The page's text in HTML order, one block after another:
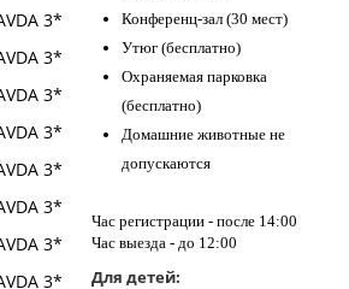
Конференц-зал (30 мест)
Утюг (бесплатно)
Охраняемая парковка
(бесплатно)
Домашние животные не
допускаются
Час регистрации - после 14:00
Час выезда - до 12:00
Для детей: